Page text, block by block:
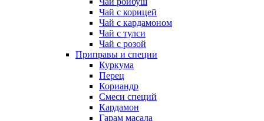
Чай с корицей
Чай с кардамоном
Чай с тулси
Чай с розой
Приправы и специи
Куркума
Перец
Кориандр
Смеси специй
Кардамон
Гарам масала